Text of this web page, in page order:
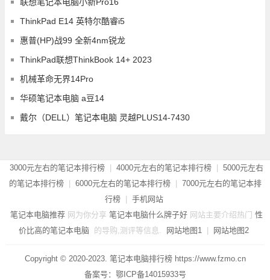
ThinkPad E14 英特尔酷睿i5
惠普(HP)战99 全新4nm锐龙
ThinkPad联想ThinkBook 14+ 2023
机械革命无界14Pro
华硕笔记本电脑 a豆14
戴尔（DELL）笔记本电脑 灵越PLUS14-7430
3000元左右的笔记本排行榜 4000元左右的笔记本排行榜
5000元左右
的笔记本排行榜
6000元左右的笔记本排行榜
7000元左右的笔记本排
行榜
手机网站
笔记本电脑推荐 网为你分享 笔记本电脑什么牌子好 网站主要介绍热门 性
价比高的笔记本电脑 的导购,测评等信息. 网站地图1 网站地图2
Copyright © 2020-2023. 笔记本电脑排行榜 https://www.fzmo.cn
备案号： 鄂ICP备14015933号